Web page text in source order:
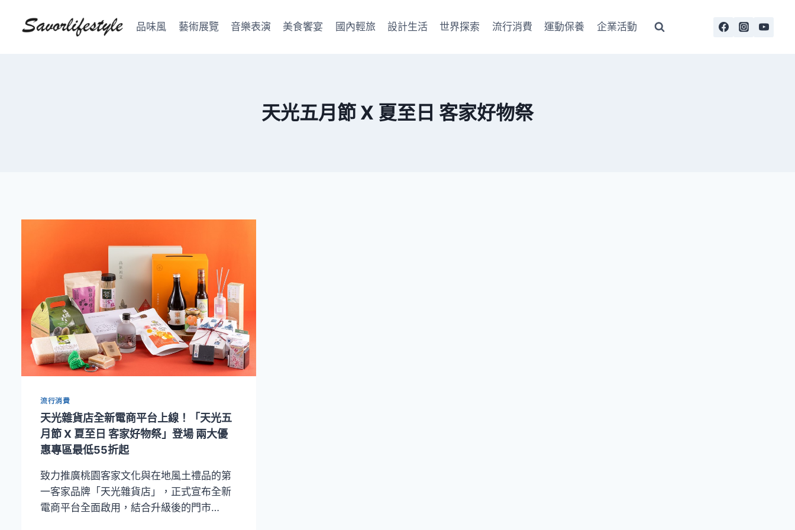
品味風 藝術展覽 音樂表演 美食饗宴 國內輕旅 設計生活 世界探索 流行消費 運動保養 企業活動
天光五月節 X 夏至日 客家好物祭
流行消費
天光雜貨店全新電商平台上線！「天光五
月節 X 夏至日 客家好物祭」登場 兩大優
惠專區最低55折起
致力推廣桃園客家文化與在地風土禮品的第
一客家品牌「天光雜貨店」，正式宣布全新
電商平台全面啟用，結合升級後的門市…